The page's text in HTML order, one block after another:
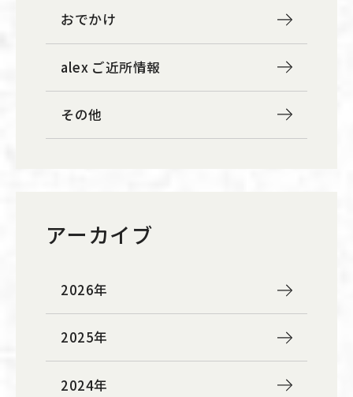
おでかけ
alex ご近所情報
その他
アーカイブ
2026年
2025年
2024年